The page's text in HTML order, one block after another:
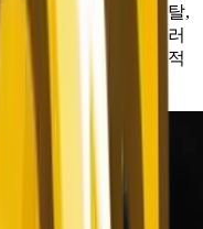
, 광택, 브러시드 메탈,
상호작용합니다. 이러
결과물은 더욱 사실적